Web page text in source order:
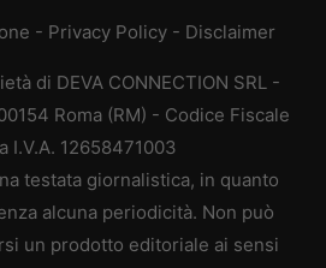
- Privacy Policy - Disclaimer
di DEVA CONNECTION SRL -
Roma (RM) - Codice Fiscale
I.V.A. 12658471003
testata giornalistica, in quanto
alcuna periodicità. Non può
un prodotto editoriale ai sensi